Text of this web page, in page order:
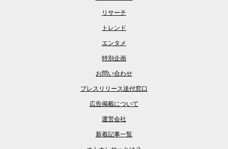
リサーチ
トレンド
エンタメ
特別企画
お問い合わせ
プレスリリース送付窓口
広告掲載について
運営会社
新着記事一覧